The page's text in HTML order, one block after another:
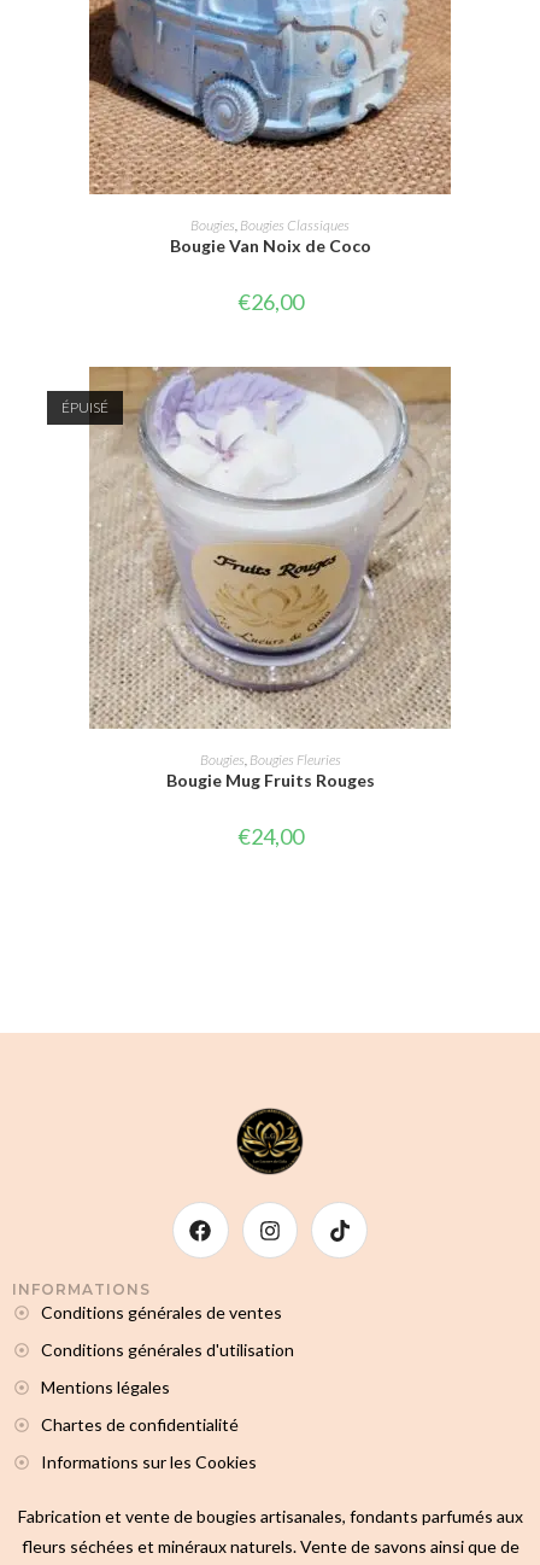
AJOUTER AU PANIER
Bougies, Bougies Classiques
Bougie Van Noix de Coco
€26,00
ÉPUISÉ
LIRE LA SUITE
Bougies Bougies Fleuries
Bougie Mug Fruits Rouges
€24,00
INFORMATIONS
Conditions générales de ventes
Conditions générales d'utilisation
Mentions légales
Chartes de confidentialité
Informations sur les Cookies
Fabrication et vente de bougies artisanales, fondants parfumés aux
fleurs séchées et minéraux naturels. Vente de savons ainsi que de